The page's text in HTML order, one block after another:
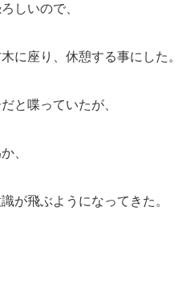
しいので、
に座り、休憩する事にした。
と喋っていたが、
、
が飛ぶようになってきた。